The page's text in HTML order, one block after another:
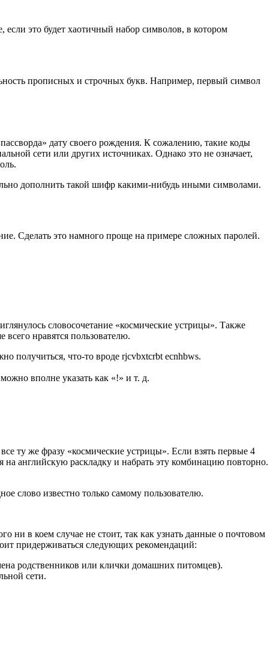
это будет хаотичный набор символов, в котором
прописных и строчных букв. Например, первый символ
дату своего рождения. К сожалению, такие коды
сети или других источниках. Однако это не означает,
дополнить такой шифр какими-нибудь иными символами.
Сделать это намного проще на примере сложных паролей.
словосочетание «космические устрицы». Также
нравятся пользователю.
получиться, что-то вроде rjcvbxtcrbt ecnhbws.
вполне указать как «!» и т. д.
ту же фразу «космические устрицы». Если взять первые 4
на английскую раскладку и набрать эту комбинацию повторно.
слово известно только самому пользователю.
ни в коем случае не стоит, так как узнать данные о почтовом
придерживаться следующих рекомендаций:
родственников или клички домашних питомцев).
сети.